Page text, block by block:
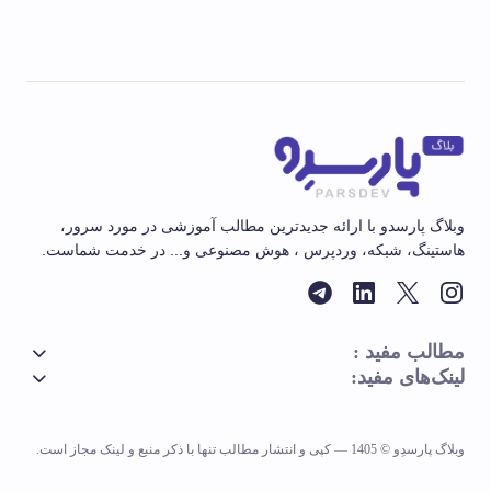
وبلاگ پارسدو با ارائه جدیدترین مطالب آموزشی در مورد سرور،
هاستینگ، شبکه، وردپرس ، هوش مصنوعی و... در خدمت شماست.
مطالب مفید :
لینک‌های مفید:
وبلاگ پارسدِو © 1405 — کپی و انتشار مطالب تنها با ذکر منبع و لینک مجاز است.